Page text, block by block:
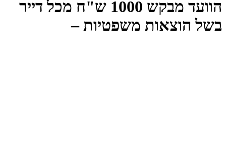
הוועד מבקש 1000 ש"ח מכל דייר
בשל הוצאות משפטיות –